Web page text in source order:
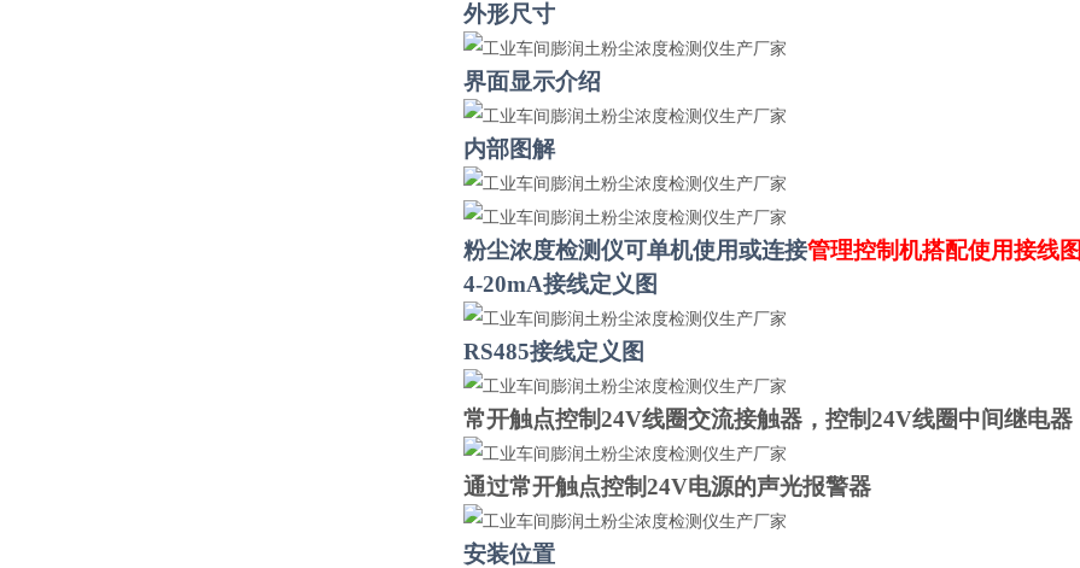
外形尺寸
界面显示介绍
内部图解
粉尘浓度检测仪可单机使用或连接管理控制机搭配使用接线图
4-20mA接线定义图
RS485接线定义图
常开触点控制24V线圈交流接触器，控制24V线圈中间继电器
通过常开触点控制24V电源的声光报警器
安装位置